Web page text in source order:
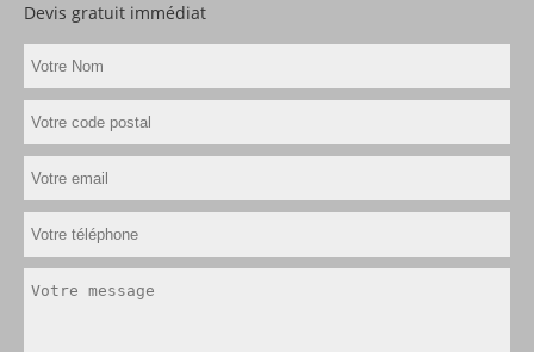
Devis gratuit immédiat